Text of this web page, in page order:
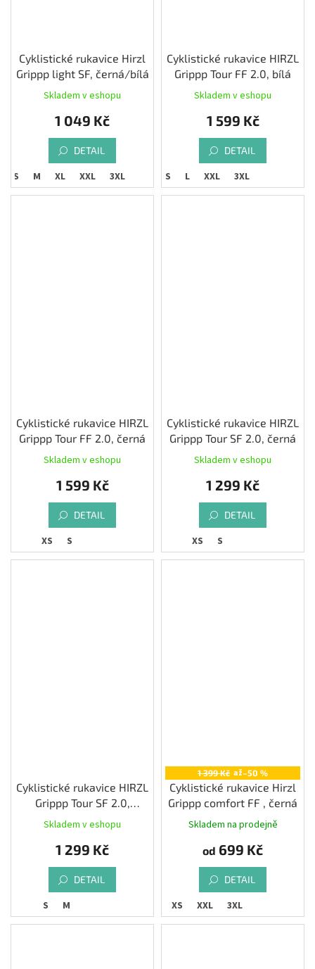
Cyklistické rukavice Hirzl
Grippp light SF, černá/bílá
Skladem v eshopu
1 049 Kč
DETAIL
S M XL XXL 3XL
Cyklistické rukavice HIRZL
Grippp Tour FF 2.0, bílá
Skladem v eshopu
1 599 Kč
DETAIL
S L XXL 3XL
Cyklistické rukavice HIRZL
Grippp Tour FF 2.0, černá
Průměrné
hvězdiček.
Skladem v eshopu
1 599 Kč
DETAIL
XS S
Cyklistické rukavice HIRZL
Grippp Tour SF 2.0, černá
Skladem v eshopu
1 299 Kč
DETAIL
XS S
Cyklistické rukavice HIRZL
Grippp Tour SF 2.0,
červená
Skladem v eshopu
1 299 Kč
DETAIL
S M
1 399 Kč až–50 %
Cyklistické rukavice Hirzl
Grippp comfort FF , černá
Skladem na prodejně
od 699 Kč
DETAIL
XS XXL 3XL